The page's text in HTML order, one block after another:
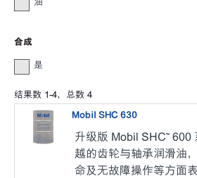
合成
是
结果数 1-4，总数 4
Mobil SHC 630
升级版 Mobil SHC™ 600
越的齿轮与轴承润滑油
命及无故障操作等方面